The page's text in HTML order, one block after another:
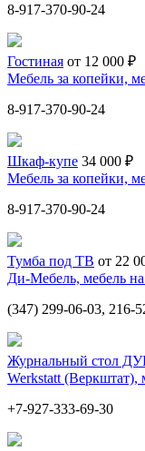
8-917-370-90-24
Гостиная от 12 000 ₽
Мебель за копейки,
8-917-370-90-24
Шкаф-купе 34 000 ₽
Мебель за копейки,
8-917-370-90-24
Тумба под ТВ от 22
Ди-Мебель, мебель на
(347) 299-06-03, 216-
Журнальный стол
Werkstatt (Веркштат),
+7-927-333-69-30